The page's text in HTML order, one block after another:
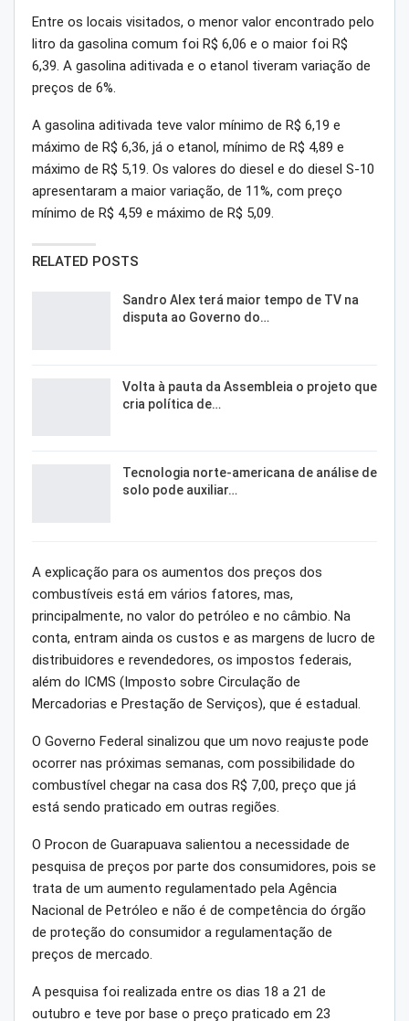
Entre os locais visitados, o menor valor encontrado pelo
litro da gasolina comum foi R$ 6,06 e o maior foi R$
6,39. A gasolina aditivada e o etanol tiveram variação de
preços de 6%.
A gasolina aditivada teve valor mínimo de R$ 6,19 e
máximo de R$ 6,36, já o etanol, mínimo de R$ 4,89 e
máximo de R$ 5,19. Os valores do diesel e do diesel S-10
apresentaram a maior variação, de 11%, com preço
mínimo de R$ 4,59 e máximo de R$ 5,09.
RELATED POSTS
Sandro Alex terá maior tempo de TV na
disputa ao Governo do…
Volta à pauta da Assembleia o projeto que
cria política de…
Tecnologia norte-americana de análise de
solo pode auxiliar…
A explicação para os aumentos dos preços dos
combustíveis está em vários fatores, mas,
principalmente, no valor do petróleo e no câmbio. Na
conta, entram ainda os custos e as margens de lucro de
distribuidores e revendedores, os impostos federais,
além do ICMS (Imposto sobre Circulação de
Mercadorias e Prestação de Serviços), que é estadual.
O Governo Federal sinalizou que um novo reajuste pode
ocorrer nas próximas semanas, com possibilidade do
combustível chegar na casa dos R$ 7,00, preço que já
está sendo praticado em outras regiões.
O Procon de Guarapuava salientou a necessidade de
pesquisa de preços por parte dos consumidores, pois se
trata de um aumento regulamentado pela Agência
Nacional de Petróleo e não é de competência do órgão
de proteção do consumidor a regulamentação de
preços de mercado.
A pesquisa foi realizada entre os dias 18 a 21 de
outubro e teve por base o preço praticado em 23